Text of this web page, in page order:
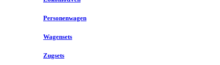
Personenwagen
Wagensets
Zugsets